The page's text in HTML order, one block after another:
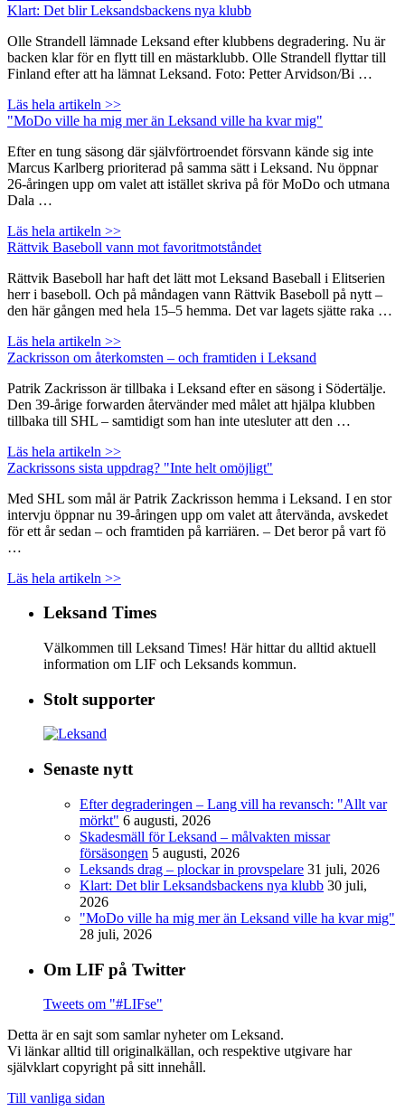
Klart: Det blir Leksandsbackens nya klubb
Olle Strandell lämnade Leksand efter klubbens degradering. Nu är
backen klar för en flytt till en mästarklubb. Olle Strandell flyttar till
Finland efter att ha lämnat Leksand. Foto: Petter Arvidson/Bi …
Läs hela artikeln >>
"MoDo ville ha mig mer än Leksand ville ha kvar mig"
Efter en tung säsong där självförtroendet försvann kände sig inte
Marcus Karlberg prioriterad på samma sätt i Leksand. Nu öppnar
26-åringen upp om valet att istället skriva på för MoDo och utmana
Dala …
Läs hela artikeln >>
Rättvik Baseboll vann mot favoritmotståndet
Rättvik Baseboll har haft det lätt mot Leksand Baseball i Elitserien
herr i baseboll. Och på måndagen vann Rättvik Baseboll på nytt –
den här gången med hela 15–5 hemma. Det var lagets sjätte raka …
Läs hela artikeln >>
Zackrisson om återkomsten – och framtiden i Leksand
Patrik Zackrisson är tillbaka i Leksand efter en säsong i Södertälje.
Den 39-årige forwarden återvänder med målet att hjälpa klubben
tillbaka till SHL – samtidigt som han inte utesluter att den …
Läs hela artikeln >>
Zackrissons sista uppdrag? "Inte helt omöjligt"
Med SHL som mål är Patrik Zackrisson hemma i Leksand. I en stor
intervju öppnar nu 39-åringen upp om valet att återvända, avskedet
för ett år sedan – och framtiden på karriären. – Det beror på vart fö
…
Läs hela artikeln >>
Leksand Times
Välkommen till Leksand Times! Här hittar du alltid aktuell
information om LIF och Leksands kommun.
Stolt supporter
Senaste nytt
Efter degraderingen – Lang vill ha revansch: "Allt var
mörkt" 6 augusti, 2026
Skadesmäll för Leksand – målvakten missar
försäsongen 5 augusti, 2026
Leksands drag – plockar in provspelare 31 juli, 2026
Klart: Det blir Leksandsbackens nya klubb 30 juli,
2026
"MoDo ville ha mig mer än Leksand ville ha kvar mig"
28 juli, 2026
Om LIF på Twitter
Tweets om "#LIFse"
Detta är en sajt som samlar nyheter om Leksand.
Vi länkar alltid till originalkällan, och respektive utgivare har
självklart copyright på sitt innehåll.
Till vanliga sidan